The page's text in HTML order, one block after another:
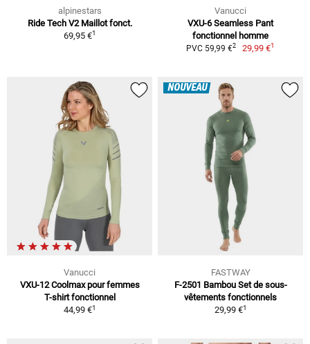
alpinestars
Ride Tech V2 Maillot fonct.
69,95 €1
Vanucci
VXU-6 Seamless Pant
fonctionnel homme
PVC 59,99 €2 29,99 €1
Vanucci
VXU-12 Coolmax pour femmes
T-shirt fonctionnel
44,99 €1
NOUVEAU
FASTWAY
F-2501 Bambou Set de sous-
vêtements fonctionnels
29,99 €1